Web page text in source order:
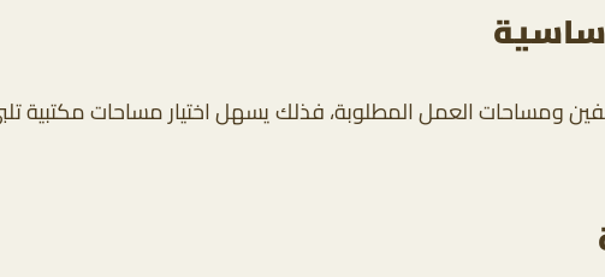
ومساحات العمل المطلوبة، فذلك يسهل اختيار مساحات مكتبية تلبي